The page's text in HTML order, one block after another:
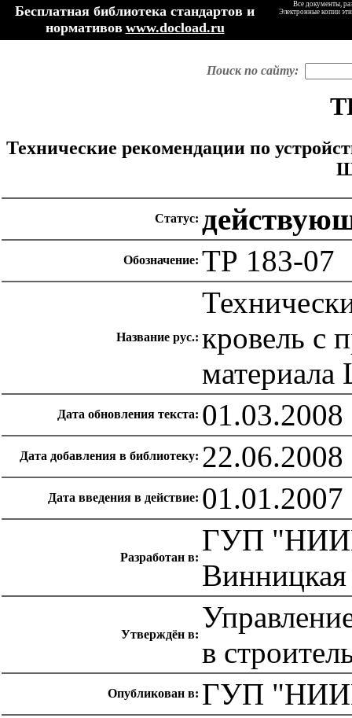
Бесплатная библиотека стандартов и
нормативов www.docload.ru
Все документы,
Электронные копии
Поиск по сайту:
Технические рекомендации по
Статус:
Обозначение: ТР 183-07
Название рус.: кровель с
Дата обновления текста: 01.03.2008
Дата добавления в библиотеку: 22.06.2008
Дата введения в действие: 01.01.2007
Разработан в:
ГУП
Винницкая
Утверждён в:
в
Опубликован в: ГУП